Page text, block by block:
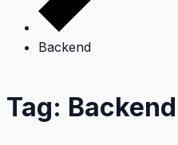
Backend
Tag: Backend